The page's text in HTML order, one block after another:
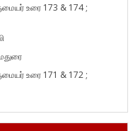
உரை 173 & 174 ;
உரை 171 & 172 ;